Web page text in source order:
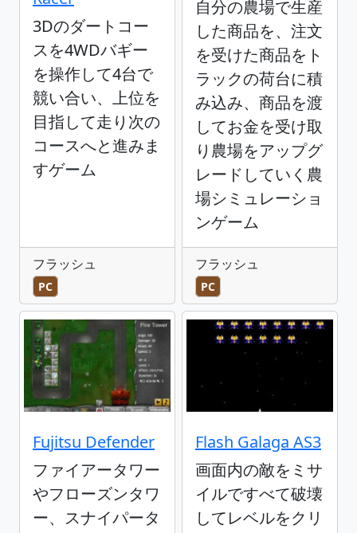
3Dのダートコー
スを4WDバギー
を操作して4台で
競い合い、上位を
目指して走り次の
コースへと進みま
すゲーム
フラッシュ
PC
自分の農場で生産
した商品を、注文
を受けた商品をト
ラックの荷台に積
み込み、商品を渡
してお金を受け取
り農場をアップグ
レードしていく農
場シミュレーショ
ンゲーム
フラッシュ
PC
Fujitsu Defender
ファイアータワー
やフローズンタワ
ー、スナイパータ
Flash Galaga AS3
画面内の敵をミサ
イルですべて破壊
してレベルをクリ